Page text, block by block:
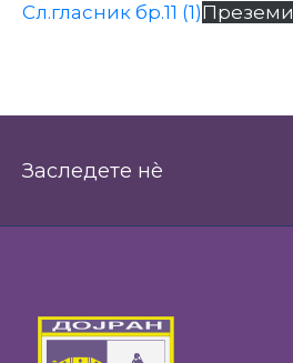
Сл.гласник бр.11 (1)Преземи
Заследете нè